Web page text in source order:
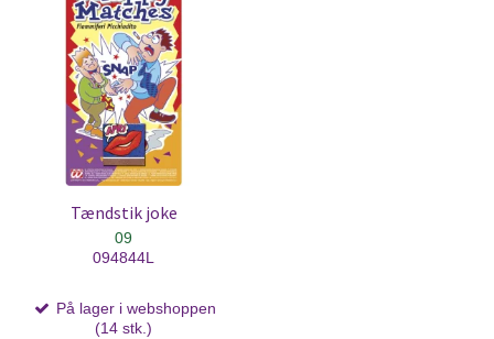
Tændstik joke
09
094844L
På lager i webshoppen
(14 stk.)